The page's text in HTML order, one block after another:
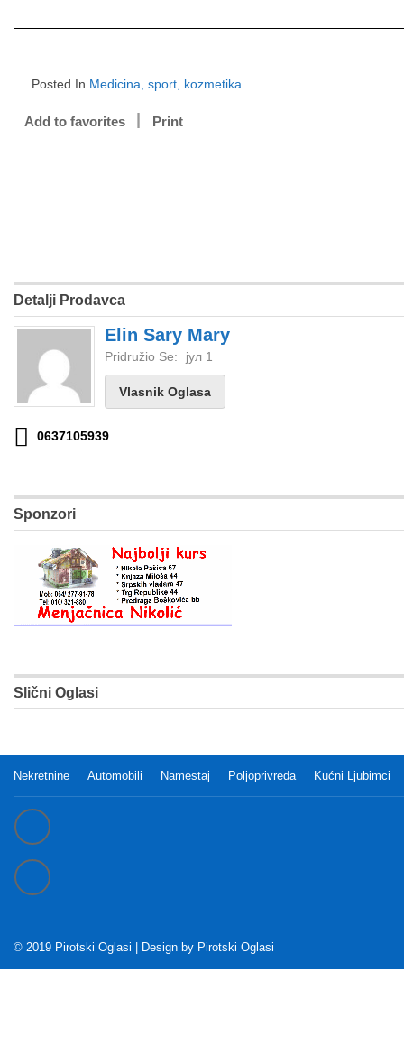
Posted In Medicina, sport, kozmetika
Add to favorites Print
Detalji Prodavca
Elin Sary Mary
Pridružio Se: јул 1
Vlasnik Oglasa
0637105939
Sponzori
Slični Oglasi
Nekretnine Automobili Namestaj Poljoprivreda Kućni Ljubimci
© 2019 Pirotski Oglasi | Design by Pirotski Oglasi